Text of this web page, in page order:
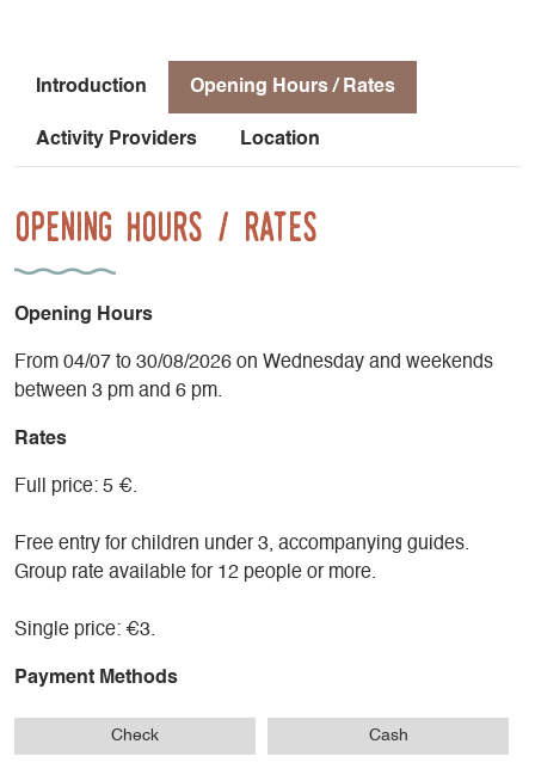
Elle réouvrira ses portes en juin pour l’accueil de groupe.
30 août 2026.
Entrée gratuite pour les accompagnateurs.
Maximum 12 personnes accueillies en même temps.
d'informations.
Introduction Opening Hours / Rates
Activity Providers Location
Opening Hours / Rates
Opening Hours
From 04/07 to 30/08/2026 on Wednesday and weekends
between 3 pm and 6 pm.
Rates
Full price: 5 €.
Free entry for children under 3, accompanying guides.
Group rate available for 12 people or more.
Single price: €3.
Payment Methods
Check Cash